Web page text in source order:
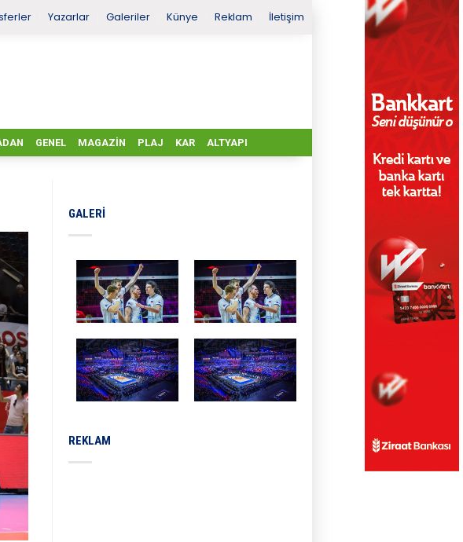
Yazarlar Galeriler Künye Reklam İletişim
GENEL MAGAZIN PLAJ KAR ALTYAPI
GALERI
REKLAM